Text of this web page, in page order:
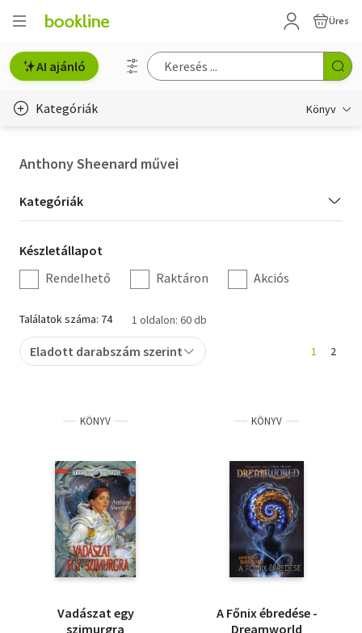
Üres
AI ajánló
Kategóriák Könyv
Hobbi, szabadidő
Irodalom
Művészet
Szakkönyv
Tankönyv, segédkönyv
Társadalomtudomány
Természettudomány
Történelem
Anthony Sheenard művei
Kategória
szűrés
Kategóriák
Készletállapot
szűrés
Készletállapot
Rendelhető
Raktáron Akciós
Találatok száma: 74 1 oldalon: 60 db
Eladott darabszám szerint 1 2
KÖNYV
Vadászat egy
szimurgra
KÖNYV
A Főnix ébredése -
Dreamworld